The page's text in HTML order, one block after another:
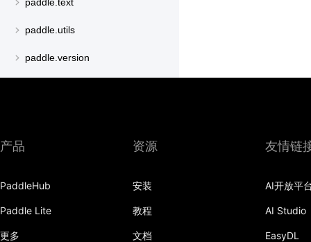
paddle.text
paddle.utils
paddle.version
产品
PaddleHub
Paddle Lite
更多
资源
安装
教程
文档
友情链
AI开放平
AI Studio
EasyDL